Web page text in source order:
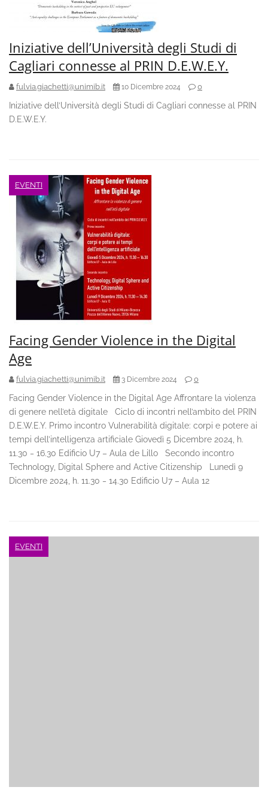
Iniziative dell’Università degli Studi di
Cagliari connesse al PRIN D.E.W.E.Y.
fulvia.giachetti@unimib.it 10 Dicembre 2024 0
Iniziative dell’Università degli Studi di Cagliari connesse al PRIN
D.E.W.E.Y.
EVENTI
Facing Gender Violence in the Digital
Age
fulvia.giachetti@unimib.it 3 Dicembre 2024 0
Facing Gender Violence in the Digital Age Affrontare la violenza
di genere nell’età digitale Ciclo di incontri nell’ambito del PRIN
D.E.W.E.Y. Primo incontro Vulnerabilità digitale: corpi e potere ai
tempi dell’intelligenza artificiale Giovedì 5 Dicembre 2024, h.
11.30 ‒ 16.30 Edificio U7 – Aula de Lillo Secondo incontro
Technology, Digital Sphere and Active Citizenship Lunedì 9
Dicembre 2024, h. 11.30 ‒ 14.30 Edificio U7 – Aula 12
EVENTI